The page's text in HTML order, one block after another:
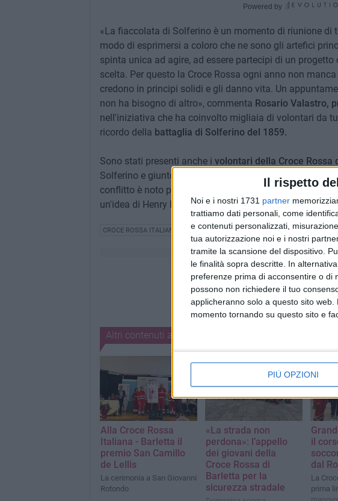
Il rispetto
Noi e i nostri 1731 partner
trattiamo dati personali, come
e contenuti personalizzati,
tua autorizzazione noi e i nostri
tramite la scansione del dispositivo.
le finalità sopra descritte. In
preferenze prima di acconsentire o di
possono non richiedere il tuo
applicheranno solo a questo sito
momento tornando su questo sito e
PIÙ OPZIONI
Powered by
«La fiaccolata di Solferino è un momento di riunione di
modo di esprimersi a coloro che ne sono gli artefici
spinta unica ad agire, ad essere partecipi di un
scelta. Per questo la Croce Rossa ogni anno non
credono in principi solidi e gli danno vita. Un
non ha bisogno di altro», commenta Rosario Valastro,
nell'iniziativa che ha coinvolto migliaia di volontari da
ricordo della battaglia di Solferino del 1859.
Sono stati presenti anche i volontari della Croce Rossa
Solferino e giunto sino a Castiglione delle Stiviere, nei
conflitto è noto proprio perché a esso è legata la
un'idea di Henry Dunant.
CROCE ROSSA ITALIANA
Altri contenuti a tema
Alla Croce Rossa
Italiana - Barletta il
premio San Camillo
de Lellis
La cerimonia a San Giovanni
Rotondo
«La strada non
perdona»: l’appello
dei giovani della
Croce Rossa di
Barletta per la
sicurezza stradale
il
dal
La
prima